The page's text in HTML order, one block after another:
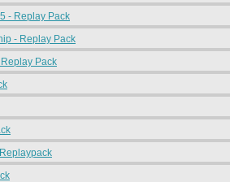
- Replay Pack
- Replay Pack
Pack